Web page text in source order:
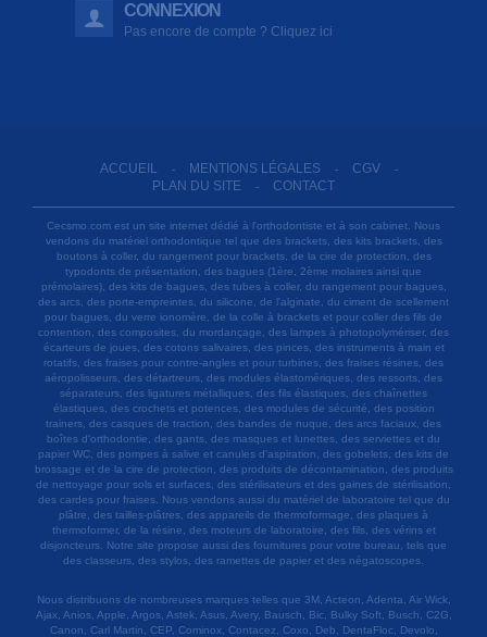
CONNEXION
Pas encore de compte ? Cliquez ici
ACCUEIL - MENTIONS LÉGALES - CGV -
PLAN DU SITE - CONTACT
Cecsmo.com est un site internet dédié à l'orthodontiste et à son cabinet. Nous
vendons du matériel orthodontique tel que des brackets, des kits brackets, des
boutons à coller, du rangement pour brackets, de la cire de protection, des
typodonts de présentation, des bagues (1ère, 2ème molaires ainsi que
prémolaires), des kits de bagues, des tubes à coller, du rangement pour bagues,
des arcs, des porte-empreintes, du silicone, de l'alginate, du ciment de scellement
pour bagues, du verre ionomère, de la colle à brackets et pour coller des fils de
contention, des composites, du mordançage, des lampes à photopolymériser, des
écarteurs de joues, des cotons salivaires, des pinces, des instruments à main et
rotatifs, des fraises pour contre-angles et pour turbines, des fraises résines, des
aéropolisseurs, des détartreurs, des modules élastomériques, des ressorts, des
séparateurs, des ligatures métalliques, des fils élastiques, des chaînettes
élastiques, des crochets et potences, des modules de sécurité, des position
trainers, des casques de traction, des bandes de nuque, des arcs faciaux, des
boîtes d'orthodontie, des gants, des masques et lunettes, des serviettes et du
papier WC, des pompes à salive et canules d'aspiration, des gobelets, des kits de
brossage et de la cire de protection, des produits de décontamination, des produits
de nettoyage pour sols et surfaces, des stérilisateurs et des gaines de stérilisation,
des cardes pour fraises. Nous vendons aussi du matériel de laboratoire tel que du
plâtre, des tailles-plâtres, des appareils de thermoformage, des plaques à
thermoformer, de la résine, des moteurs de laboratoire, des fils, des vérins et
disjoncteurs. Notre site propose aussi des fournitures pour votre bureau, tels que
des classeurs, des stylos, des ramettes de papier et des négatoscopes.
Nous distribuons de nombreuses marques telles que 3M, Acteon, Adenta, Air Wick,
Ajax, Anios, Apple, Argos, Astek, Asus, Avery, Bausch, Bic, Bulky Soft, Busch, C2G,
Canon, Carl Martin, CEP, Cominox, Contacez, Coxo, Deb, DentaFloc, Devolo,